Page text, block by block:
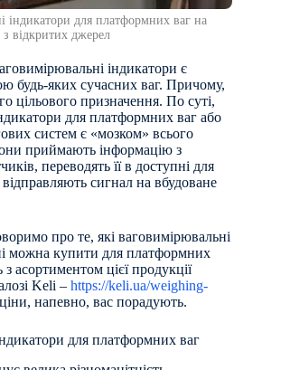
індикатори для платформних ваг на
відкритих джерел
індикатори є
будь-яких сучасних ваг. Причому,
цільового призначення. По суті,
для платформних ваг або
систем є «мозком» всього
приймають інформацію з
переводять її в доступні для
сигнал на вбудоване
про те, які ваговимірювальні
можна купити для платформних
асортиментом цієї продукції
Keli – https://keli.ua/weighing-
напевно, вас порадують.
для платформних ваг